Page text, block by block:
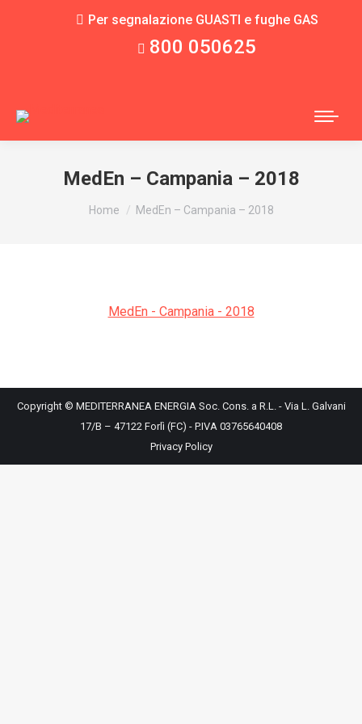
Per segnalazione GUASTI e fughe GAS
800 050625
MedEn – Campania – 2018
You are here:
Home MedEn – Campania – 2018
MedEn - Campania - 2018
Copyright © MEDITERRANEA ENERGIA Soc. Cons. a R.L. - Via L. Galvani
17/B – 47122 Forlì (FC) - P.IVA 03765640408
Privacy Policy